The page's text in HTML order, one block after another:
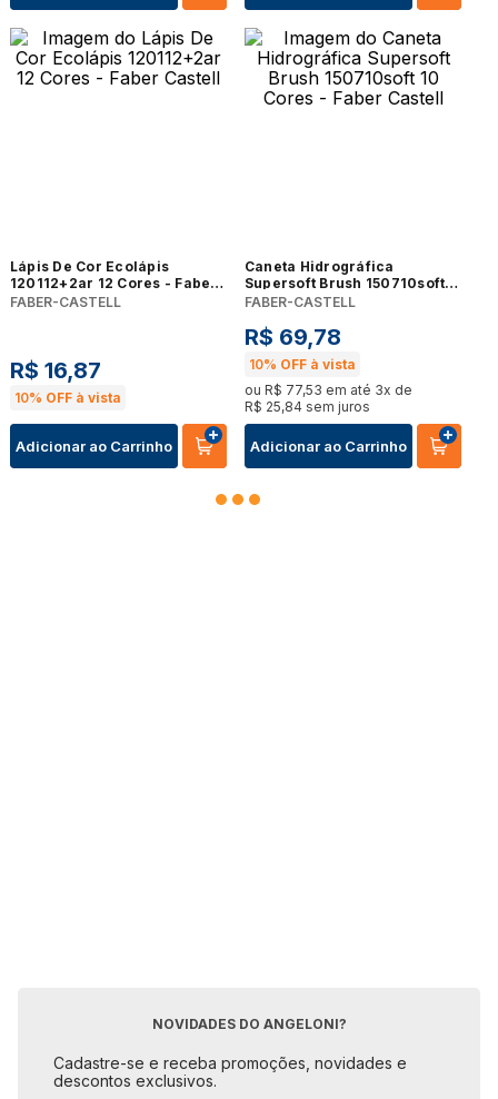
Lápis De Cor Ecolápis
120112+2ar 12 Cores - Faber
Castell
FABER-CASTELL
R$ 16,87
10% OFF à vista
Adicionar ao Carrinho
Caneta Hidrográfica
Supersoft Brush 150710soft
10 Cores - Faber Castell
FABER-CASTELL
R$ 69,78
10% OFF à vista
ou R$ 77,53 em até 3x de
R$ 25,84 sem juros
Adicionar ao Carrinho
NOVIDADES DO ANGELONI?
Cadastre-se e receba promoções, novidades e
descontos exclusivos.